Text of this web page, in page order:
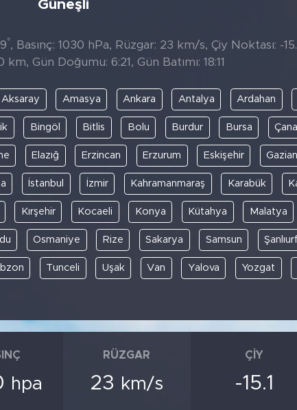
Güneşli
°, Basınç: 1030 hPa, Rüzgar: 23 km/s, Çiy Noktası: -
Gün Doğumu: 6:21, Gün Batımı: 18:11
Aksaray Amasya Ankara Antalya Ardahan
Bingöl Bitlis Bolu Burdur Bursa
Elazığ Erzincan Erzurum Eskişehir
İstanbul İzmir Kahramanmaraş Karabük
Kırşehir Kocaeli Konya Kütahya Malatya
Osmaniye Rize Sakarya Samsun
Tunceli Uşak Van Yalova Yozgat
hpa
RÜZGAR
23 km/s
ÇIY
-15.1